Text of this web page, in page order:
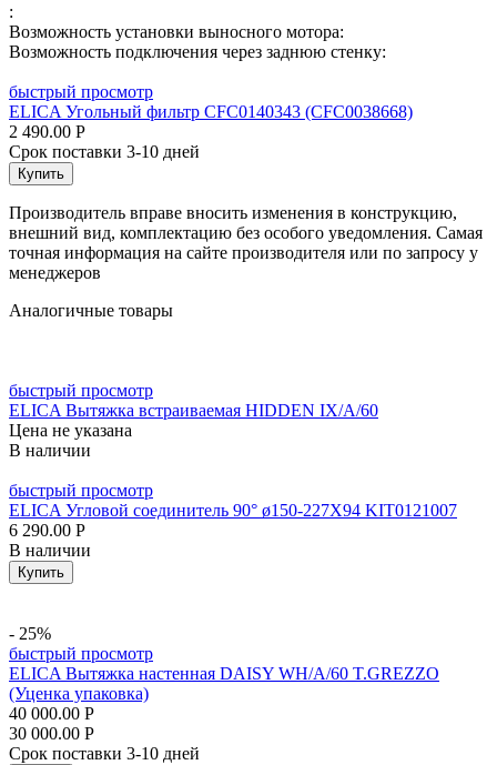
:
Возможность установки выносного мотора:
Возможность подключения через заднюю стенку:
быстрый просмотр
ELICA Угольный фильтр CFC0140343 (CFC0038668)
2 490.00 Р
Срок поставки 3-10 дней
Купить
Производитель вправе вносить изменения в конструкцию,
внешний вид, комплектацию без особого уведомления. Самая
точная информация на сайте производителя или по запросу у
менеджеров
Аналогичные товары
быстрый просмотр
ELICA Вытяжка встраиваемая HIDDEN IX/A/60
Цена не указана
В наличии
быстрый просмотр
ELICA Угловой соединитель 90° ø150-227X94 KIT0121007
6 290.00 Р
В наличии
Купить
- 25%
быстрый просмотр
ELICA Вытяжка настенная DAISY WH/A/60 T.GREZZO
(Уценка упаковка)
40 000.00 Р
30 000.00 Р
Срок поставки 3-10 дней